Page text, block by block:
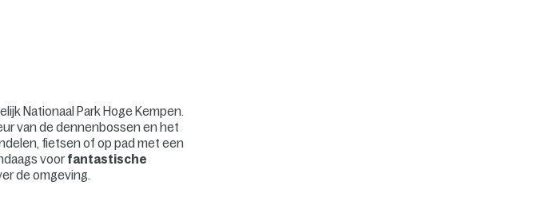
Nationaal Park Hoge Kempen.
van de dennenbossen en het
fietsen of op pad met een
voorfantastische
de omgeving.